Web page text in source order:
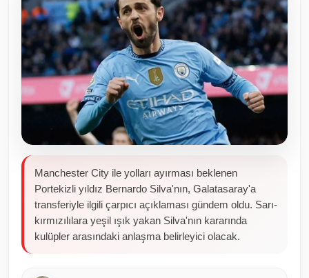
Kamu Kurumları ve Üst Kurullar
Resmi Reklamlar
Manchester City ile yolları ayırması beklenen
Portekizli yıldız Bernardo Silva'nın, Galatasaray'a
transferiyle ilgili çarpıcı açıklaması gündem oldu. Sarı-
kırmızılılara yeşil ışık yakan Silva'nın kararında
kulüpler arasındaki anlaşma belirleyici olacak.